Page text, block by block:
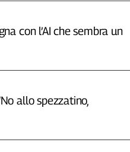
con l’AI che sembra un
allo spezzatino,